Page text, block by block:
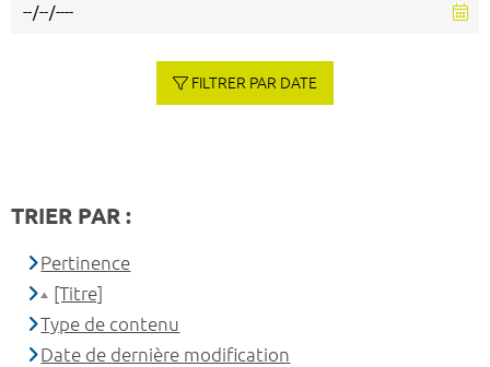
FILTRER PAR DATE
TRIER PAR :
Pertinence
[Titre]
Type de contenu
Date de dernière modification